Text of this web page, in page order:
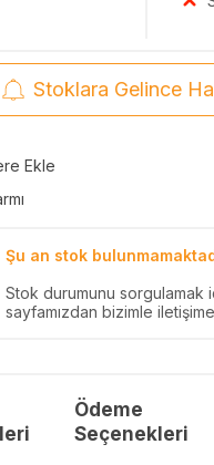
Stoklara Gelince
Ekle
Şu an stok
Stok durumunu sorgulamak
sayfamızdan bizimle
Ödeme
Seçenekleri